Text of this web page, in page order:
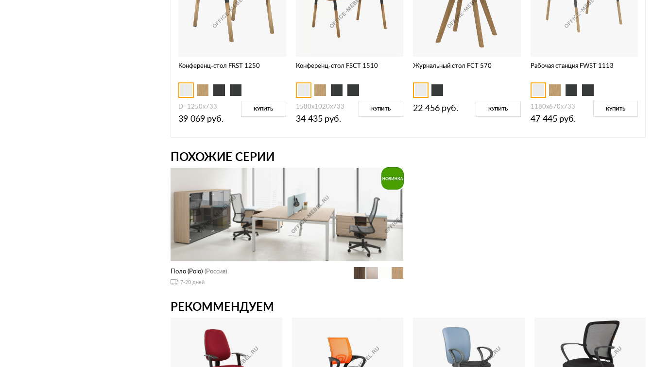
Конференц-стол FRST 1250
D=1250х733
39 069 руб.
КУПИТЬ
Конференц-стол FSCT 1510
1580х1020х733
34 435 руб.
КУПИТЬ
Журнальный стол FCT 570
22 456 руб. КУПИТЬ
Рабочая станция FWST 1113
1180х670х733
47 445 руб.
КУПИТЬ
ПОХОЖИЕ СЕРИИ
Поло (Polo) (Россия)
7-20 дней
РЕКОММЕНДУЕМ